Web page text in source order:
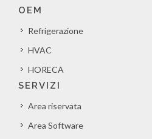
OEM
Refrigerazione
HVAC
HORECA
SERVIZI
Area riservata
Area Software